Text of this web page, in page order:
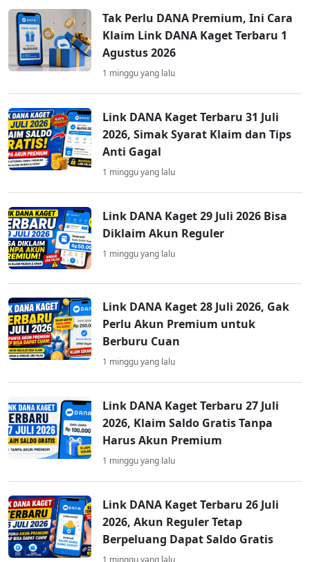
Tak Perlu DANA Premium, Ini Cara
Klaim Link DANA Kaget Terbaru 1
Agustus 2026
1 minggu yang lalu
Link DANA Kaget Terbaru 31 Juli
2026, Simak Syarat Klaim dan Tips
Anti Gagal
1 minggu yang lalu
Link DANA Kaget 29 Juli 2026 Bisa
Diklaim Akun Reguler
1 minggu yang lalu
Link DANA Kaget 28 Juli 2026, Gak
Perlu Akun Premium untuk
Berburu Cuan
1 minggu yang lalu
Link DANA Kaget Terbaru 27 Juli
2026, Klaim Saldo Gratis Tanpa
Harus Akun Premium
1 minggu yang lalu
Link DANA Kaget Terbaru 26 Juli
2026, Akun Reguler Tetap
Berpeluang Dapat Saldo Gratis